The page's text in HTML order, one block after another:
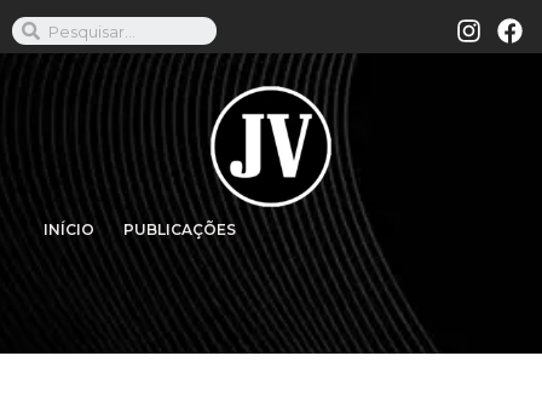
INÍCIO PUBLICAÇÕES